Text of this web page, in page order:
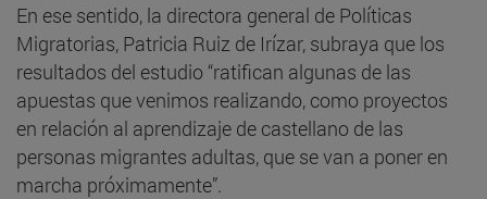
En ese sentido, la directora general de Políticas
Migratorias, Patricia Ruiz de Irízar, subraya que los
resultados del estudio “ratifican algunas de las
apuestas que venimos realizando, como proyectos
en relación al aprendizaje de castellano de las
personas migrantes adultas, que se van a poner en
marcha próximamente”.